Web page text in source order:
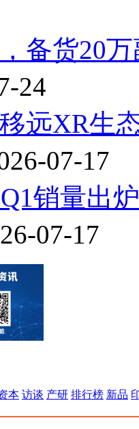
备货20
24
远XR生
07-17
销量出
07-17
本 访谈 产研 排行榜 新品